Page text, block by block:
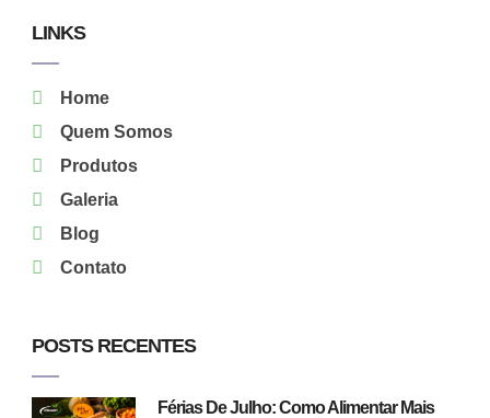
LINKS
Home
Quem Somos
Produtos
Galeria
Blog
Contato
POSTS RECENTES
Férias De Julho: Como Alimentar Mais